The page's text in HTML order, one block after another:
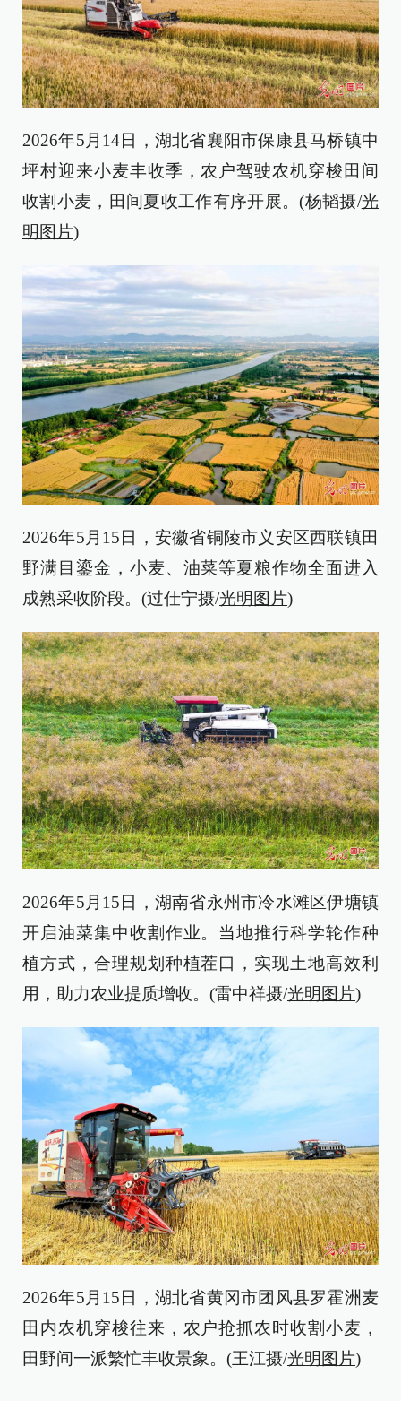
2026年5月14日，湖北省襄阳市保康县马桥镇中
坪村迎来小麦丰收季，农户驾驶农机穿梭田间
收割小麦，田间夏收工作有序开展。(杨韬摄/光
明图片)
2026年5月15日，安徽省铜陵市义安区西联镇田
野满目鎏金，小麦、油菜等夏粮作物全面进入
成熟采收阶段。(过仕宁摄/光明图片)
2026年5月15日，湖南省永州市冷水滩区伊塘镇
开启油菜集中收割作业。当地推行科学轮作种
植方式，合理规划种植茬口，实现土地高效利
用，助力农业提质增收。(雷中祥摄/光明图片)
2026年5月15日，湖北省黄冈市团风县罗霍洲麦
田内农机穿梭往来，农户抢抓农时收割小麦，
田野间一派繁忙丰收景象。(王江摄/光明图片)